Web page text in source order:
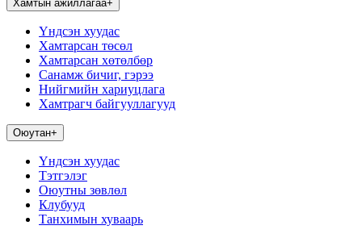
Хамтын ажиллагаа+
Үндсэн хуудас
Хамтарсан төсөл
Хамтарсан хөтөлбөр
Санамж бичиг, гэрээ
Нийгмийн хариуцлага
Хамтрагч байгууллагууд
Оюутан+
Үндсэн хуудас
Тэтгэлэг
Оюутны зөвлөл
Клубууд
Танхимын хуваарь